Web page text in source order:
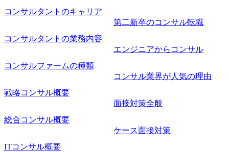
コンサルタントのキャリア
コンサルタントの業務内容
コンサルファームの種類
戦略コンサル概要
総合コンサル概要
ITコンサル概要
第二新卒のコンサル転職
エンジニアからコンサル
コンサル業界が人気の理由
面接対策全般
ケース面接対策